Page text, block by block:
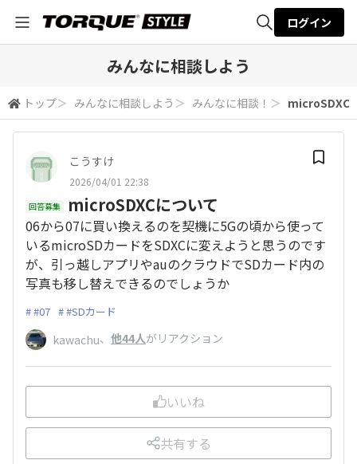
検索
ログイン
みんなに相談しよう
トップ＞ みんなに相談しよう ＞ みんなに相談！ ＞ microSDXC
こうすけ
2026/04/01 22:38
回答募集 microSDXCについて
06から07に買い換えるのを契機に5Gの頃から使って
いるmicroSDカードをSDXCに変えようと思うのです
が、引っ越しアプリやauのクラウドでSDカード内の
写真も移し替えできるのでしょうか
#07 #SDカード
kawachu、 他44人がリアクション
いいね
共有する